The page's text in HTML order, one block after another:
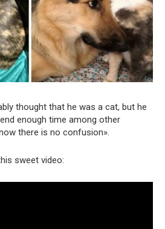
thought that he was a cat, but he
enough time among other
there is no confusion».
sweet video: